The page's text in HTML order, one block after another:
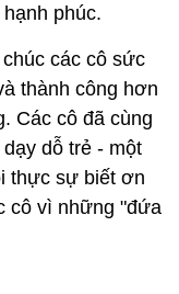
phúc.
các cô sức
thành công hơn
Các cô đã cùng
dỗ trẻ - một
thực sự biết ơn
cô vì những "đứa